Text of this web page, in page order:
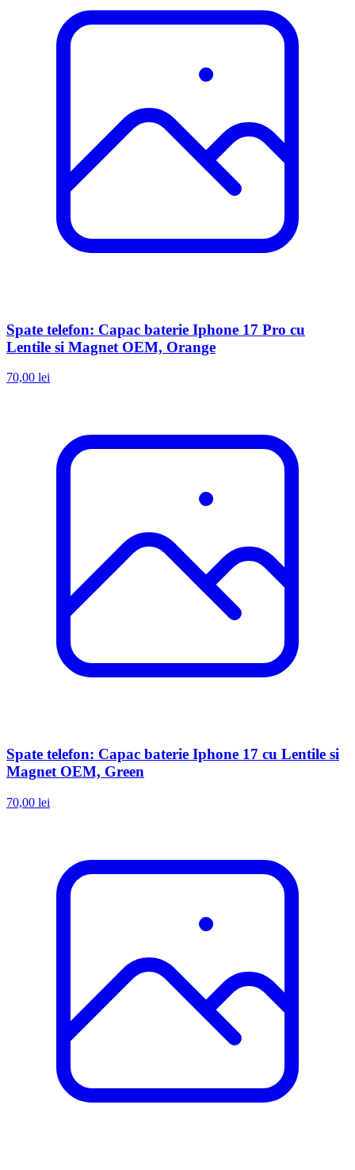
Spate telefon: Capac baterie Iphone 17 Pro cu
Lentile si Magnet OEM, Orange
70,00 lei
Spate telefon: Capac baterie Iphone 17 cu Lentile si
Magnet OEM, Green
70,00 lei